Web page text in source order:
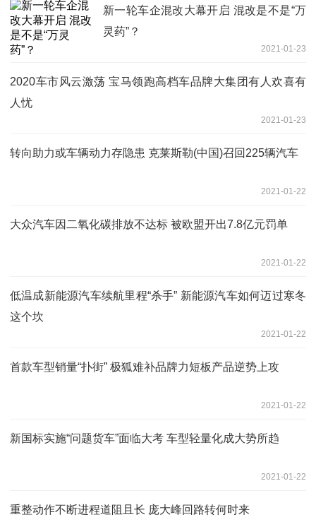
新一轮车企混改大幕开启 混改是不是“万
灵药”？
2021-01-23
2020车市风云激荡 宝马领跑高档车品牌大集团有人欢喜有
人忧
2021-01-23
转向助力或车辆动力存隐患 克莱斯勒(中国)召回225辆汽车
2021-01-22
大众汽车因二氧化碳排放不达标 被欧盟开出7.8亿元罚单
2021-01-22
低温成新能源汽车续航里程“杀手” 新能源汽车如何迈过寒冬
这个坎
2021-01-22
首款车型销量“扑街” 极狐难补品牌力短板产品逆势上攻
2021-01-22
新国标实施“问题货车”面临大考 车型轻量化成大势所趋
2021-01-22
重整动作不断进程道阻且长 庞大峰回路转何时来